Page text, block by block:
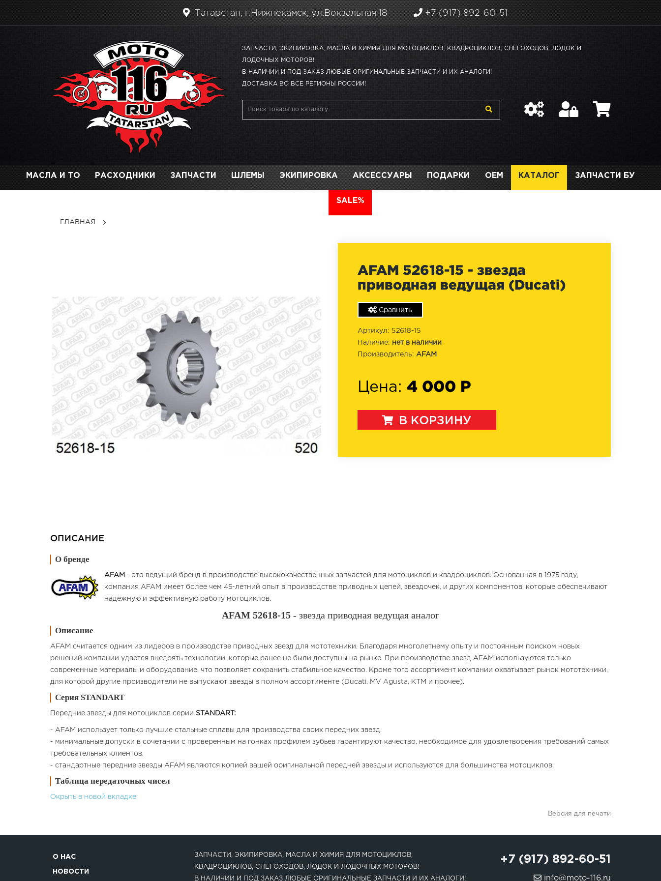
Татарстан, г.Нижнекамск, ул.Вокзальная 18 +7 (917) 892-60-51
ЗАПЧАСТИ, ЭКИПИРОВКА, МАСЛА И ХИМИЯ ДЛЯ МОТОЦИКЛОВ, КВАДРОЦИКЛОВ, СНЕГОХОДОВ, ЛОДОК И
ЛОДОЧНЫХ МОТОРОВ!
В НАЛИЧИИ И ПОД ЗАКАЗ ЛЮБЫЕ ОРИГИНАЛЬНЫЕ ЗАПЧАСТИ И ИХ АНАЛОГИ!
ДОСТАВКА ВО ВСЕ РЕГИОНЫ РОССИИ!
МАСЛА И ТО РАСХОДНИКИ ЗАПЧАСТИ ШЛЕМЫ ЭКИПИРОВКА АКСЕССУАРЫ ПОДАРКИ OEM КАТАЛОГ ЗАПЧАСТИ БУ
SALE%
ГЛАВНАЯ
AFAM 52618-15 - звезда
приводная ведущая (Ducati)
Сравнить
Артикул: 52618-15
Наличие: нет в наличии
Производитель: AFAM
Цена: 4 000 Р
В КОРЗИНУ
ОПИСАНИЕ
О бренде
AFAM - это ведущий бренд в производстве высококачественных запчастей для мотоциклов и квадроциклов. Основанная в 1975 году,
компания AFAM имеет более чем 45-летний опыт в производстве приводных цепей, звездочек, и других компонентов, которые обеспечивают
надежную и эффективную работу мотоциклов.
AFAM 52618-15 - звезда приводная ведущая аналог
Описание
AFAM считается одним из лидеров в производстве приводных звезд для мототехники. Благодаря многолетнему опыту и постоянным поиском новых
решений компании удается внедрять технологии, которые ранее не были доступны на рынке. При производстве звезд AFAM используются только
современные материалы и оборудование, что позволяет сохранить стабильное качество. Кроме того ассортимент компании охватывает рынок мототехники,
для которой другие производители не выпускают звезды в полном ассортименте (Ducati, MV Agusta, KTM и прочее).
Серия STANDART
Передние звезды для мотоциклов cерии STANDART:
- AFAM использует только лучшие стальные сплавы для производства своих передних звезд.
- минимальные допуски в сочетании с проверенным на гонках профилем зубьев гарантируют качество, необходимое для удовлетворения требований самых
требовательных клиентов.
- стандартные передние звезды AFAM являются копией вашей оригинальной передней звезды и используются для большинства мотоциклов.
Таблица передаточных чисел
Окрыть в новой вкладке
Версия для печати
О НАС
НОВОСТИ
ЗАПЧАСТИ, ЭКИПИРОВКА, МАСЛА И ХИМИЯ ДЛЯ МОТОЦИКЛОВ,
КВАДРОЦИКЛОВ, СНЕГОХОДОВ, ЛОДОК И ЛОДОЧНЫХ МОТОРОВ!
В НАЛИЧИИ И ПОД ЗАКАЗ ЛЮБЫЕ ОРИГИНАЛЬНЫЕ ЗАПЧАСТИ И ИХ АНАЛОГИ!
+7 (917) 892-60-51
info@moto-116.ru